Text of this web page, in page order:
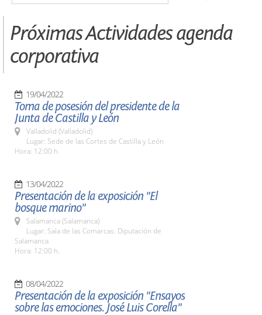
Próximas Actividades agenda
corporativa
19/04/2022
Toma de posesión del presidente de la
Junta de Castilla y León
Valladolid (Valladolid)
Lugar: Sede de las Cortes de Castilla y León
Hora: 12:00 h.
13/04/2022
Presentación de la exposición "El
bosque marino"
Salamanca (Salamanca)
Lugar: Sala de las Comarcas. Diputación de
Salamanca
Hora: 12:00 h.
08/04/2022
Presentación de la exposición "Ensayos
sobre las emociones. José Luis Corella"